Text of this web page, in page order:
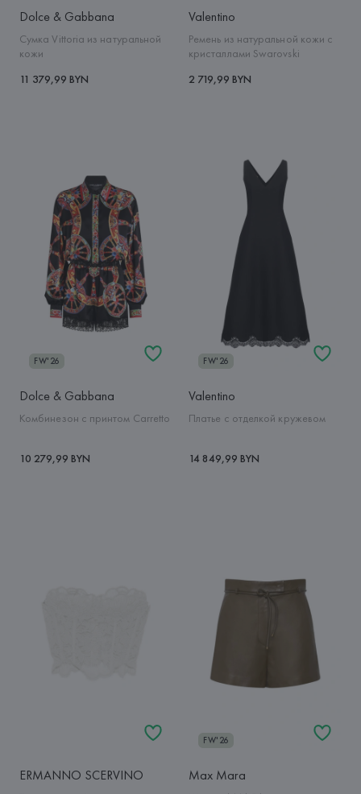
Dolce & Gabbana
Сумка Vittoria из натуральной
кожи
11 379,99 BYN
Valentino
Ремень из натуральной кожи с
кристаллами Swarovski
2 719,99 BYN
FW'26
Dolce & Gabbana
Комбинезон с принтом Carretto
10 279,99 BYN
FW'26
Valentino
Платье с отделкой кружевом
14 849,99 BYN
ERMANNO SCERVINO
FW'26
Max Mara